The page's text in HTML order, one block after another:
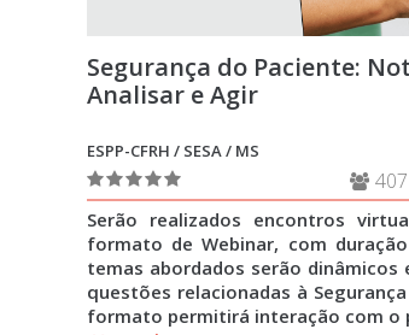
Segurança do Paciente:
Analisar e Agir
ESPP-CFRH / SESA / MS
407
Serão realizados encontros
formato de Webinar, com
temas abordados serão dinâmicos
questões relacionadas à
formato permitirá interação com o